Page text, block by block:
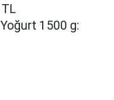
1500 g: